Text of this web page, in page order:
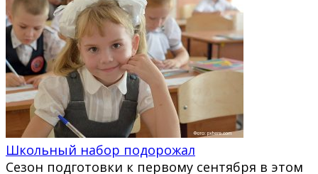
Школьный набор подорожал
Сезон подготовки к первому сентября в этом